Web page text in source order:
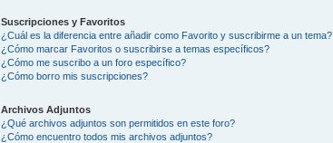
Suscripciones y Favoritos
¿Cuál es la diferencia entre añadir como Favorito y suscribirme a un tema?
¿Cómo marcar Favoritos o suscribirse a temas específicos?
¿Cómo me suscribo a un foro específico?
¿Cómo borro mis suscripciones?
Archivos Adjuntos
¿Qué archivos adjuntos son permitidos en este foro?
¿Cómo encuentro todos mis archivos adjuntos?